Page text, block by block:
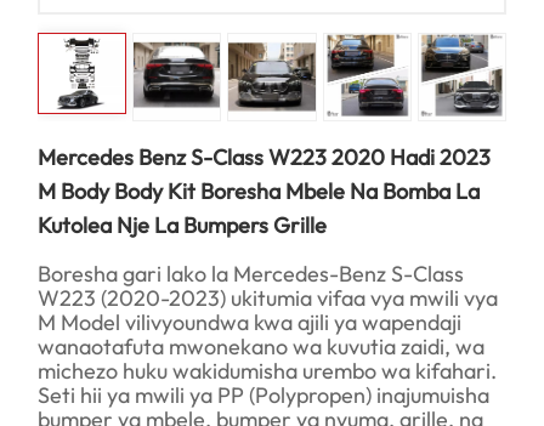
Mercedes Benz S-Class W223 2020 Hadi 2023
M Body Body Kit Boresha Mbele Na Bomba La
Kutolea Nje La Bumpers Grille
Boresha gari lako la Mercedes-Benz S-Class
W223 (2020-2023) ukitumia vifaa vya mwili vya
M Model vilivyoundwa kwa ajili ya wapendaji
wanaotafuta mwonekano wa kuvutia zaidi, wa
michezo huku wakidumisha urembo wa kifahari.
Seti hii ya mwili ya PP (Polypropen) inajumuisha
bumper ya mbele, bumper ya nyuma, grille, na